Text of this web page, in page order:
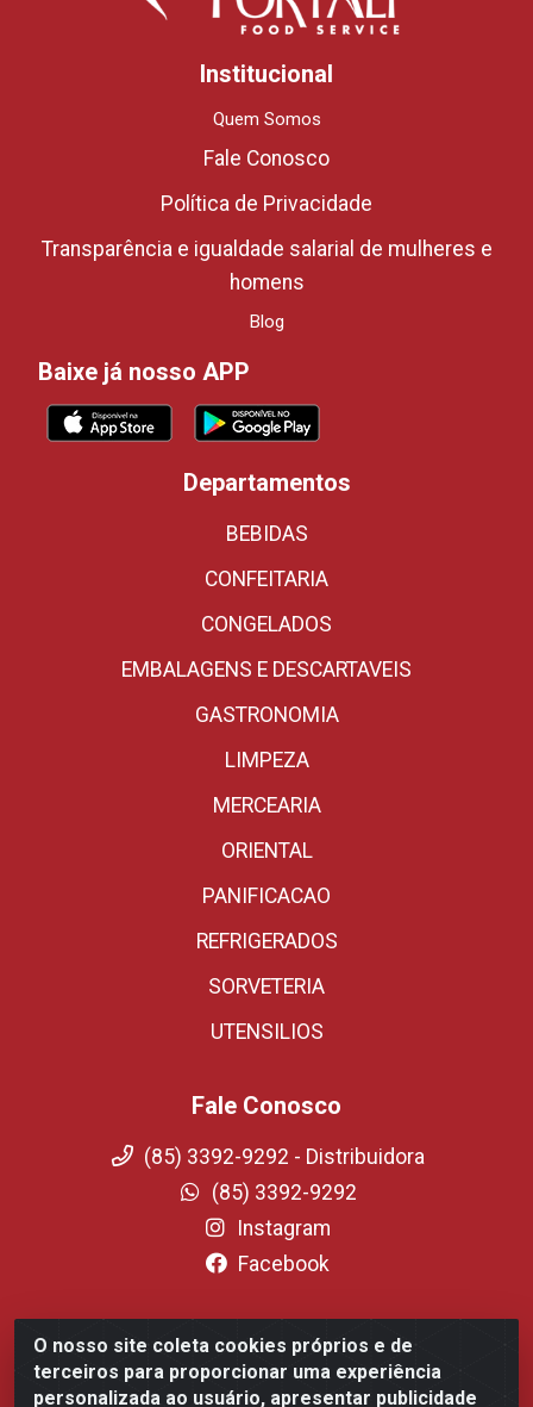
O nosso site coleta cookies próprios e de
terceiros para proporcionar uma experiência
personalizada ao usuário, apresentar publicidade
Institucional
Quem Somos
Fale Conosco
Política de Privacidade
Transparência e igualdade salarial de mulheres e
homens
Blog
Baixe já nosso APP
Departamentos
BEBIDAS
CONFEITARIA
CONGELADOS
EMBALAGENS E DESCARTAVEIS
GASTRONOMIA
LIMPEZA
MERCEARIA
ORIENTAL
PANIFICACAO
REFRIGERADOS
SORVETERIA
UTENSILIOS
Fale Conosco
(85) 3392-9292 - Distribuidora
(85) 3392-9292
Instagram
Facebook
Fortali Distribuidora de Alimentos LTDA - Avenida
Tomaz Coelho, 1268 - Messejana, Fortaleza/CE - CEP